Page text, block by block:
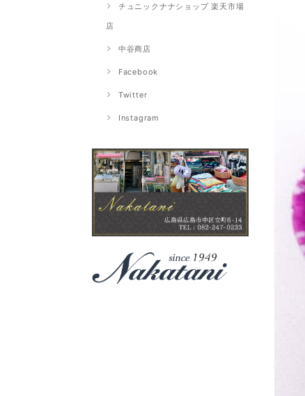
チュニックナナショップ 楽天市場
店
中谷商店
Facebook
Twitter
Instagram